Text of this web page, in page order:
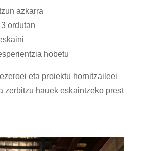
azkarra
ordutan
hobetu
eta proiektu hornitzaileei
zerbitzu hauek eskaintzeko prest